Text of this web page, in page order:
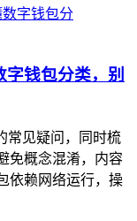
钱包分类，别
常见疑问，同时梳
免概念混淆，内容
依赖网络运行，操